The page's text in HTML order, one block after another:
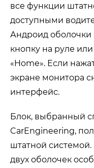
все функции
доступными
Андроид оболочки
кнопку на руле
«Home». Если
экране монитора
интерфейс.
Блок, выбранный
CarEngineering,
штатной
двух оболочек